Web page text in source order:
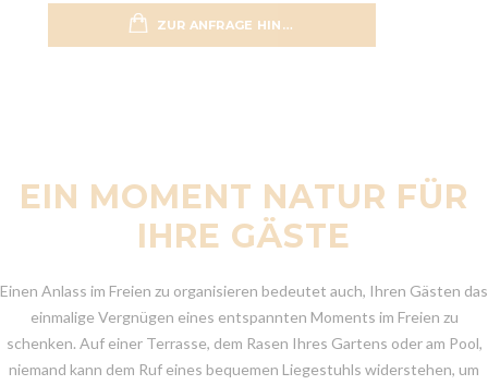
ZUR ANFRAGE HINZUFÜGEN
EIN MOMENT NATUR FÜR
IHRE GÄSTE
Einen Anlass im Freien zu organisieren bedeutet auch, Ihren Gästen das
einmalige Vergnügen eines entspannten Moments im Freien zu
schenken. Auf einer Terrasse, dem Rasen Ihres Gartens oder am Pool,
niemand kann dem Ruf eines bequemen Liegestuhls widerstehen, um